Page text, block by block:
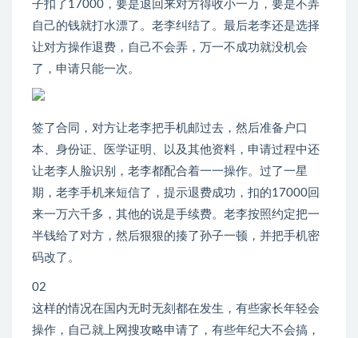
子扣了17000，要是退回来对方得收小一万，要是不弄
自己的钱就打水漂了。老李纠结了。最后老李还是选择
让对方操作退费，自己不会弄，万一不成功就没机会
了，申请只能一次。
签了合同，对方让老李把手机邮过去，然后准备户口
本、身份证、医学证明、以及其他资料，申请过程中还
让老李人脸识别，老李都配合着一一操作。过了一星
期，老李手机来短信了，提示退费成功，扣的17000回
来一万六千多，其他的说是手续费。老李按照约定把一
半钱给了对方，然后狠狠的揍了孙子一顿，并把手机密
码改了。
02
这样的情况在国内无时无刻都在发生，有些家长年轻会
操作，自己就上网搜攻略申请了，有些年纪大不会搞，